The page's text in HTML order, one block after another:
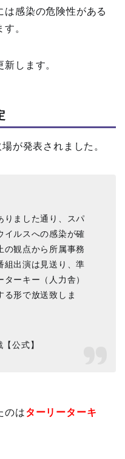
感染の危険性がある
。
します。
が発表されました。
りました通り、スパ
イルスへの感染が確
の観点から所属事務
組出演は見送り、準
ーキー（人力舎）
る形で放送致しま
公式】
のはターリーターキ